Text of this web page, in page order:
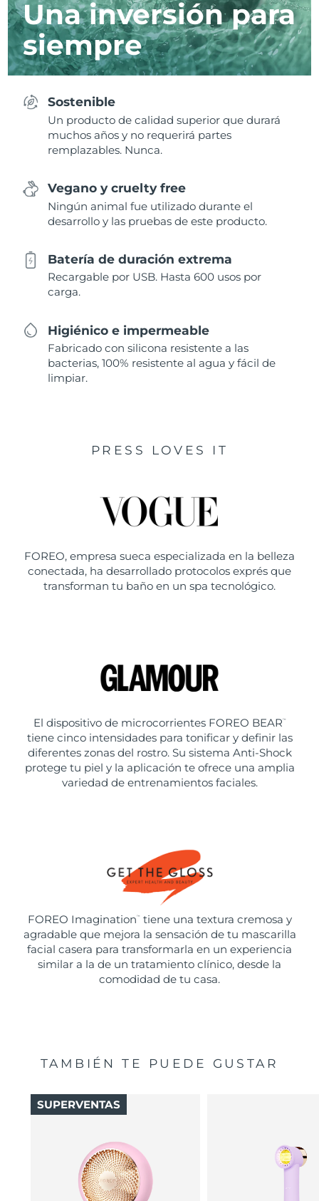
Una inversión para
siempre
Sostenible
Un producto de calidad superior que durará
muchos años y no requerirá partes
remplazables. Nunca.
Vegano y cruelty free
Ningún animal fue utilizado durante el
desarrollo y las pruebas de este producto.
Batería de duración extrema
Recargable por USB. Hasta 600 usos por
carga.
Higiénico e impermeable
Fabricado con silicona resistente a las
bacterias, 100% resistente al agua y fácil de
limpiar.
PRESS LOVES IT
FOREO, empresa sueca especializada en la belleza
conectada, ha desarrollado protocolos exprés que
transforman tu baño en un spa tecnológico.
El dispositivo de microcorrientes FOREO BEAR ™
tiene cinco intensidades para tonificar y definir las
diferentes zonas del rostro. Su sistema Anti-Shock
protege tu piel y la aplicación te ofrece una amplia
variedad de entrenamientos faciales.
FOREO Imagination ™
tiene una textura cremosa y
agradable que mejora la sensación de tu mascarilla
facial casera para transformarla en un experiencia
similar a la de un tratamiento clínico, desde la
comodidad de tu casa.
TAMBIÉN TE PUEDE GUSTAR
SUPERVENTAS